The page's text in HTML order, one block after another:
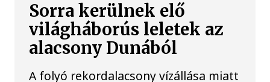
Sorra kerülnek elő
világháborús leletek az
alacsony Dunából
A folyó rekordalacsony vízállása miatt